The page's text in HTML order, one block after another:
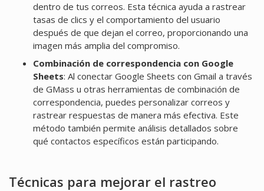
dentro de tus correos. Esta técnica ayuda a rastrear
tasas de clics y el comportamiento del usuario
después de que dejan el correo, proporcionando una
imagen más amplia del compromiso.
Combinación de correspondencia con Google
Sheets: Al conectar Google Sheets con Gmail a través
de GMass u otras herramientas de combinación de
correspondencia, puedes personalizar correos y
rastrear respuestas de manera más efectiva. Este
método también permite análisis detallados sobre
qué contactos específicos están participando.
Técnicas para mejorar el rastreo